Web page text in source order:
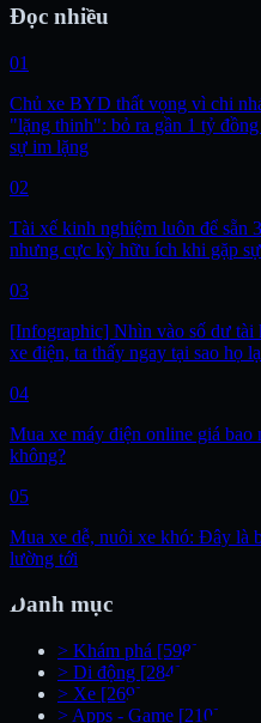
Đọc nhiều
01
Chủ xe BYD thất vọng vì chi
"lặng thinh": bỏ ra gần 1 tỷ
sự im lặng
02
Tài xế kinh nghiệm luôn để sẵn
nhưng cực kỳ hữu ích khi gặp
03
[Infographic] Nhìn vào số dư tài
xe điện, ta thấy ngay tại sao họ
04
Mua xe máy điện online giá bao
không?
05
Mua xe dễ, nuôi xe khó: Đây là
lường tới
Danh mục
> Khám phá [598]
> Di động [284]
> Xe [269]
> Apps - Game [210]